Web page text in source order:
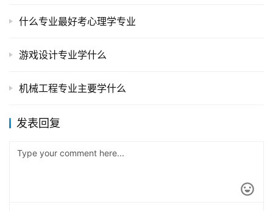
什么专业最好考心理学专业
游戏设计专业学什么
机械工程专业主要学什么
发表回复